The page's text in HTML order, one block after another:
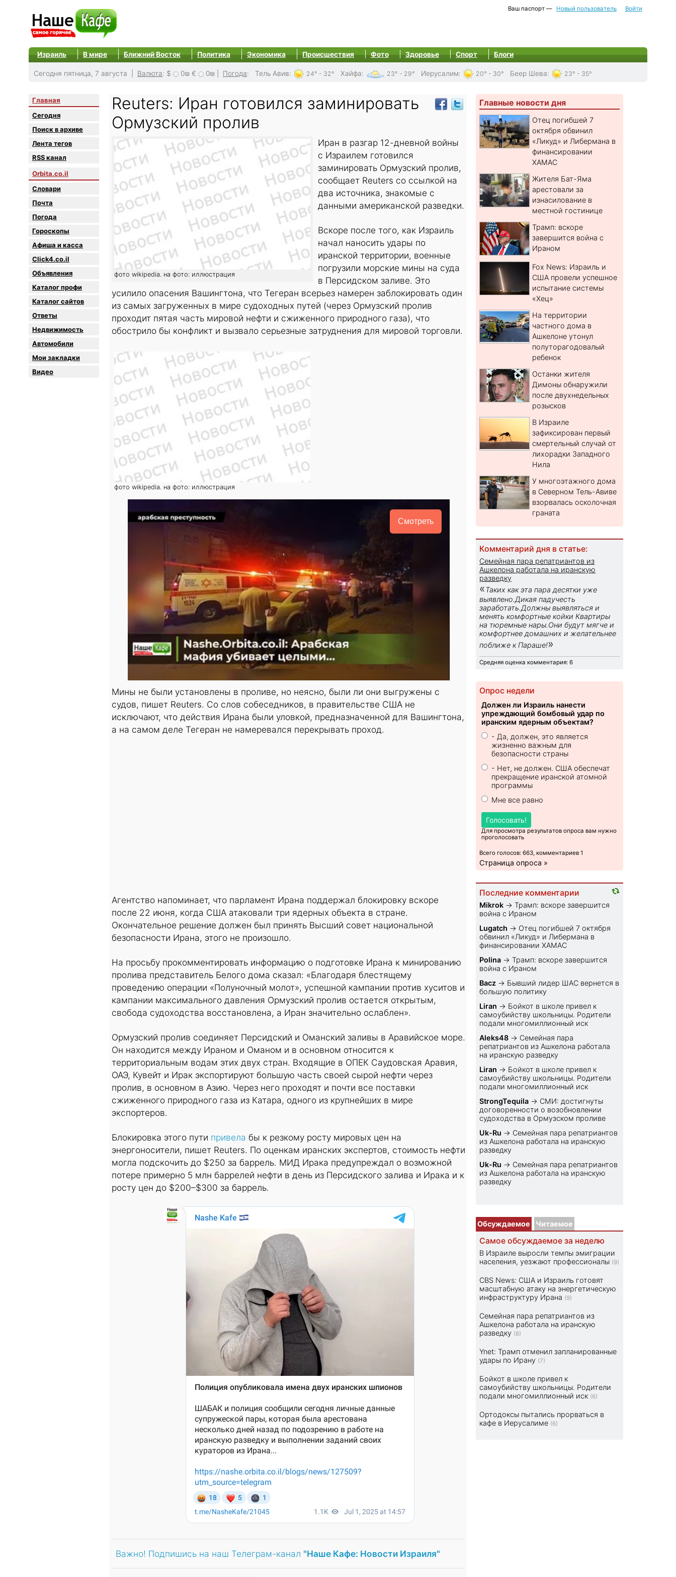
Ваш паспорт — Новый пользователь Войти
Израиль В мире Ближний Восток Политика Экономика Происшествия Фото Здоровье Спорт Блоги
Сегодня пятница, 7 августа | Валюта: $ 0₪ € 0₪ Погода: Тель Авив: 24° - 32° Хайфа: 23° - 29° Иерусалим: 20° - 30° Беер Шева: 23° - 35°
Главная
Сегодня
Поиск в архиве
Лента тегов
RSS канал
Orbita.co.il
Словари
Почта
Погода
Гороскопы
Афиша и касса
Click4.co.il
Объявления
Каталог профи
Каталог сайтов
Oтветы
Недвижимость
Автомобили
Мои закладки
Видео
Reuters: Иран готовился заминировать
Ормузский пролив
фото wikipedia. на фото: иллюстрация
Иран в разгар 12-дневной войны
с Израилем готовился
заминировать Ормузский пролив,
сообщает Reuters со ссылкой на
два источника, знакомые с
данными американской разведки.
Вскоре после того, как Израиль
начал наносить удары по
иранской территории, военные
погрузили морские мины на суда
в Персидском заливе. Это
усилило опасения Вашингтона, что Тегеран всерьез намерен заблокировать один
из самых загруженных в мире судоходных путей (через Ормузский пролив
проходит пятая часть мировой нефти и сжиженного природного газа), что
обострило бы конфликт и вызвало серьезные затруднения для мировой торговли.
фото wikipedia. на фото: иллюстрация
Смотреть
Мины не были установлены в проливе, но неясно, были ли они выгружены с
судов, пишет Reuters. Со слов собеседников, в правительстве США не
исключают, что действия Ирана были уловкой, предназначенной для Вашингтона,
а на самом деле Тегеран не намеревался перекрывать проход.
Агентство напоминает, что парламент Ирана поддержал блокировку вскоре
после 22 июня, когда США атаковали три ядерных объекта в стране.
Окончательное решение должен был принять Высший совет национальной
безопасности Ирана, этого не произошло.
На просьбу прокомментировать информацию о подготовке Ирана к минированию
пролива представитель Белого дома сказал: «Благодаря блестящему
проведению операции «Полуночный молот», успешной кампании против хуситов и
кампании максимального давления Ормузский пролив остается открытым,
свобода судоходства восстановлена, а Иран значительно ослаблен».
Ормузский пролив соединяет Персидский и Оманский заливы в Аравийское море.
Он находится между Ираном и Оманом и в основном относится к
территориальным водам этих двух стран. Входящие в ОПЕК Саудовская Аравия,
ОАЭ, Кувейт и Ирак экспортируют большую часть своей сырой нефти через
пролив, в основном в Азию. Через него проходят и почти все поставки
сжиженного природного газа из Катара, одного из крупнейших в мире
экспортеров.
Блокировка этого пути привела бы к резкому росту мировых цен на
энергоносители, пишет Reuters. По оценкам иранских экспертов, стоимость нефти
могла подскочить до $250 за баррель. МИД Ирака предупреждал о возможной
потере примерно 5 млн баррелей нефти в день из Персидского залива и Ирака и к
росту цен до $200–$300 за баррель.
Важно! Подпишись на наш Телеграм-канал "Наше Кафе: Новости Израиля"
Главные новости дня
Отец погибшей 7
октября обвинил
«Ликуд» и Либермана в
финансировании
ХАМАС
Жителя Бат-Яма
арестовали за
изнасилование в
местной гостинице
Трамп: вскоре
завершится война с
Ираном
Fox News: Израиль и
США провели успешное
испытание системы
«Хец»
На территории
частного дома в
Ашкелоне утонул
полуторагодовалый
ребенок
Останки жителя
Димоны обнаружили
после двухнедельных
розысков
В Израиле
зафиксирован первый
смертельный случай от
лихорадки Западного
Нила
У многоэтажного дома
в Северном Тель-Авиве
взорвалась осколочная
граната
Комментарий дня в статье:
Семейная пара репатриантов из
Ашкелона работала на иранскую
разведку
«Таких как эта пара десятки уже
выявлено.Дикая падучесть
заработать.Должны выявляться и
менять комфортные койки Квартиры
на тюремные нары.Они будут мягче и
комфортнее домашних и желательнее
поближе к Параше!»
Средняя оценка комментария: 6
Опрос недели
Должен ли Израиль нанести
упреждающий бомбовый удар по
иранским ядерным объектам?
- Да, должен, это является
жизненно важным для
безопасности страны
- Нет, не должен. США обеспечат
прекращение иранской атомной
программы
Мне все равно
Голосовать!
Для просмотра результатов опроса вам нужно
проголосовать
Всего голосов: 663, комментариев 1
Страница опроса »
Последние комментарии
Mikrok →Трамп: вскоре завершится
война с Ираном
Lugatch → Отец погибшей 7 октября
обвинил «Ликуд» и Либермана в
финансировании ХАМАС
Polina →Трамп: вскоре завершится
война с Ираном
Bacz → Бывший лидер ШАС вернется в
большую политику
Liran → Бойкот в школе привел к
самоубийству школьницы. Родители
подали многомиллионный иск
Aleks48 → Семейная пара
репатриантов из Ашкелона работала
на иранскую разведку
Liran → Бойкот в школе привел к
самоубийству школьницы. Родители
подали многомиллионный иск
StrongTequila → СМИ: достигнуты
договоренности о возобновлении
судоходства в Ормузском проливе
Uk-Ru → Семейная пара репатриантов
из Ашкелона работала на иранскую
разведку
Uk-Ru → Семейная пара репатриантов
из Ашкелона работала на иранскую
разведку
Обсуждаемое Читаемое
Самое обсуждаемое за неделю
В Израиле выросли темпы эмиграции
населения, уезжают профессионалы (9)
CBS News: США и Израиль готовят
масштабную атаку на энергетическую
инфраструктуру Ирана (9)
Семейная пара репатриантов из
Ашкелона работала на иранскую
разведку (8)
Ynet: Трамп отменил запланированные
удары по Ирану (7)
Бойкот в школе привел к
самоубийству школьницы. Родители
подали многомиллионный иск (6)
Ортодоксы пытались прорваться в
кафе в Иерусалиме (6)